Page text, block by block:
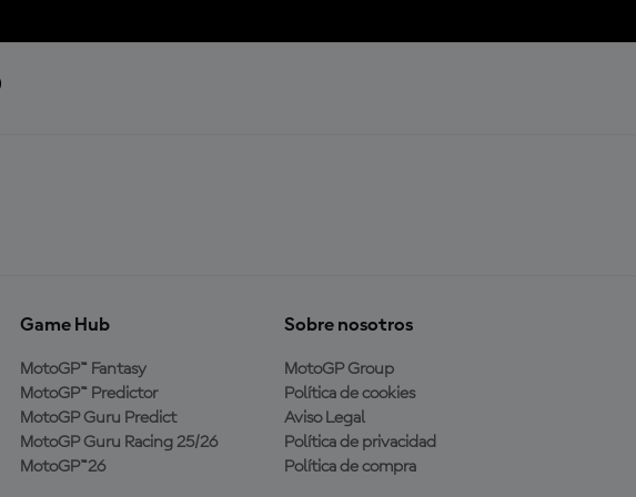
Game Hub
MotoGP™ Fantasy
MotoGP™ Predictor
MotoGP Guru Predict
MotoGP Guru Racing 25/26
MotoGP™26
Sobre nosotros
MotoGP Group
Política de cookies
Aviso Legal
Política de privacidad
Política de compra